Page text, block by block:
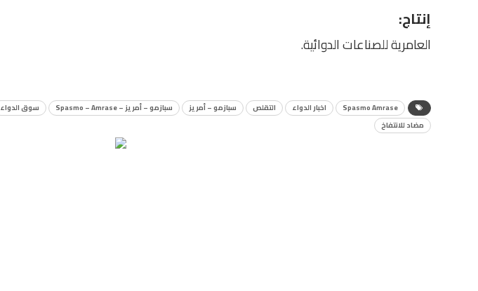
إنتاج:
العامرية للصناعات الدوائية.
Spasmo Amrase اخبار الدواء التقلص سبازمو – أمريز سبازمو – أمريز – Spasmo – Amrase سوق الدواء
مضاد للانتفاخ